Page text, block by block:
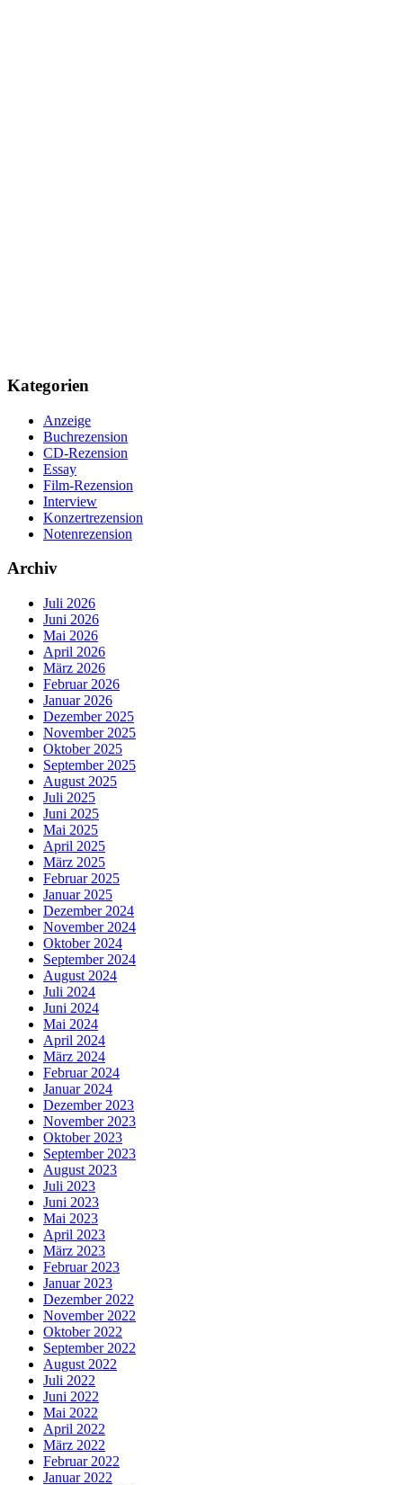
Kategorien
Anzeige
Buchrezension
CD-Rezension
Essay
Film-Rezension
Interview
Konzertrezension
Notenrezension
Archiv
Juli 2026
Juni 2026
Mai 2026
April 2026
März 2026
Februar 2026
Januar 2026
Dezember 2025
November 2025
Oktober 2025
September 2025
August 2025
Juli 2025
Juni 2025
Mai 2025
April 2025
März 2025
Februar 2025
Januar 2025
Dezember 2024
November 2024
Oktober 2024
September 2024
August 2024
Juli 2024
Juni 2024
Mai 2024
April 2024
März 2024
Februar 2024
Januar 2024
Dezember 2023
November 2023
Oktober 2023
September 2023
August 2023
Juli 2023
Juni 2023
Mai 2023
April 2023
März 2023
Februar 2023
Januar 2023
Dezember 2022
November 2022
Oktober 2022
September 2022
August 2022
Juli 2022
Juni 2022
Mai 2022
April 2022
März 2022
Februar 2022
Januar 2022